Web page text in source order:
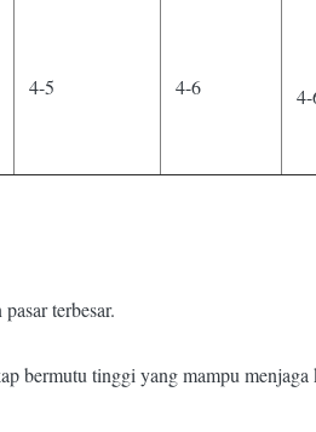
4-5 4-6
terbesar.
bermutu tinggi yang mampu